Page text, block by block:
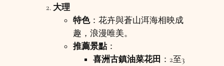
大理
特色：花卉與蒼山洱海相映成
趣，浪漫唯美。
推薦景點：
喜洲古鎮油菜花田 ：2至3